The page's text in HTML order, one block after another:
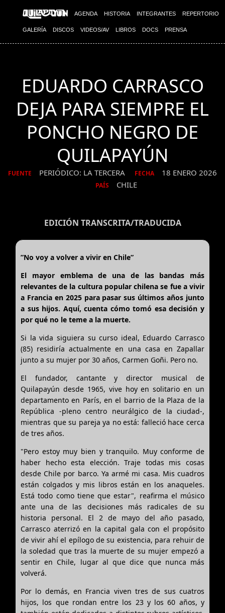
AGENDA HISTORIA INTEGRANTES REPERTORIO
GALERÍA DISCOS VIDEOS/AV LIBROS DOCS PRENSA
EDUARDO CARRASCO
DEJA PARA SIEMPRE EL
PONCHO NEGRO DE
QUILAPAYÚN
FUENTE PERIÓDICO: LA TERCERA FECHA 18 ENERO 2026
PAÍS CHILE
EDICIÓN TRANSCRITA/TRADUCIDA
”No voy a volver a vivir en Chile”
El mayor emblema de una de las bandas más
relevantes de la cultura popular chilena se fue a vivir
a Francia en 2025 para pasar sus últimos años junto
a sus hijos. Aquí, cuenta cómo tomó esa decisión y
por qué no le teme a la muerte.
Si la vida siguiera su curso ideal, Eduardo Carrasco
(85) residiría actualmente en una casa en Zapallar
junto a su mujer por 30 años, Carmen Goñi. Pero no.
El fundador, cantante y director musical de
Quilapayún desde 1965, vive hoy en solitario en un
departamento en París, en el barrio de la Plaza de la
República -pleno centro neurálgico de la ciudad-,
mientras que su pareja ya no está: falleció hace cerca
de tres años.
"Pero estoy muy bien y tranquilo. Muy conforme de
haber hecho esta elección. Traje todas mis cosas
desde Chile por barco. Ya armé mi casa. Mis cuadros
están colgados y mis libros están en los anaqueles.
Está todo como tiene que estar", reafirma el músico
ante una de las decisiones más radicales de su
historia personal. El 2 de mayo del año pasado,
Carrasco aterrizó en la capital gala con el propósito
de vivir ahí el epílogo de su existencia, para rehuir de
la soledad que tras la muerte de su mujer empezó a
sentir en Chile, lugar al que dice que nunca más
volverá.
Por lo demás, en Francia viven tres de sus cuatros
hijos, los que rondan entre los 23 y los 60 años, y